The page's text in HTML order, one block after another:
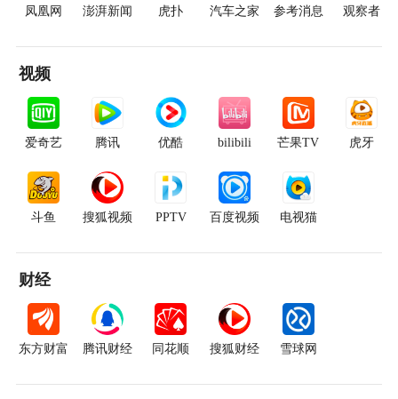
凤凰网 澎湃新闻 虎扑 汽车之家 参考消息 观察者
视频
爱奇艺 腾讯 优酷 bilibili 芒果TV 虎牙
斗鱼 搜狐视频 PPTV 百度视频 电视猫
财经
东方财富 腾讯财经 同花顺 搜狐财经 雪球网